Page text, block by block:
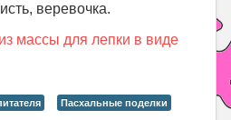
веревочка.
массы для лепки в виде
Пасхальные поделки